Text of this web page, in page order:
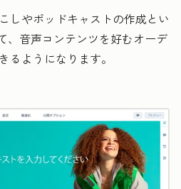
しやポッドキャストの作成とい
、音声コンテンツを好むオーデ
るようになります。